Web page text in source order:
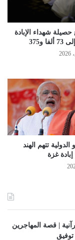
حصيلة شهداء الإبادة
و375
تتهم الهند
غزة
| قصة المهاجرين